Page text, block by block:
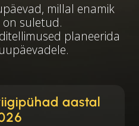
millal enamik
suletud.
planeerida
aastal